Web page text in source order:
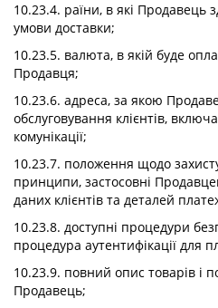
10.23.4. раїни, в які Продавець
умови доставки;
10.23.5. валюта, в якій буде
Продавця;
10.23.6. адреса, за якою
обслуговування клієнтів,
комунікації;
10.23.7. положення щодо
принципи, застосовні
даних клієнтів та деталей
10.23.8. доступні процедури
процедура аутентифікації для
10.23.9. повний опис товарів і
Продавець;